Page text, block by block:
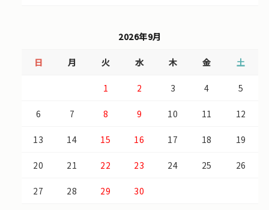
2026年9月
日 月 火 水 木 金 土
1 2 3 4 5
6 7 8 9 10 11 12
13 14 15 16 17 18 19
20 21 22 23 24 25 26
27 28 29 30